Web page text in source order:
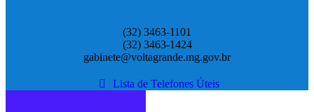
(32) 3463-1101
(32) 3463-1424
gabinete@voltagrande.mg.gov.br
Lista de Telefones Úteis